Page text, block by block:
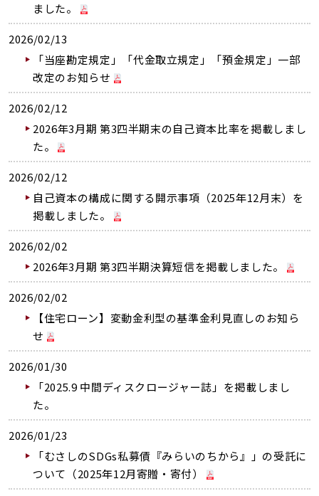
ました。
2026/02/13
「当座勘定規定」「代金取立規定」「預金規定」一部
改定のお知らせ
2026/02/12
2026年3月期 第3四半期末の自己資本比率を掲載しまし
た。
2026/02/12
自己資本の構成に関する開示事項（2025年12月末）を
掲載しました。
2026/02/02
2026年3月期 第3四半期決算短信を掲載しました。
2026/02/02
【住宅ローン】変動金利型の基準金利見直しのお知ら
せ
2026/01/30
「2025.9 中間ディスクロージャー誌」を掲載しまし
た。
2026/01/23
「むさしのSDGs私募債『みらいのちから』」の受託に
ついて（2025年12月寄贈・寄付）